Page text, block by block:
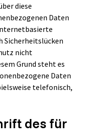
diese
Daten
Sicherheitslücken
nicht
Grund steht es
Daten
telefonisch,
des für